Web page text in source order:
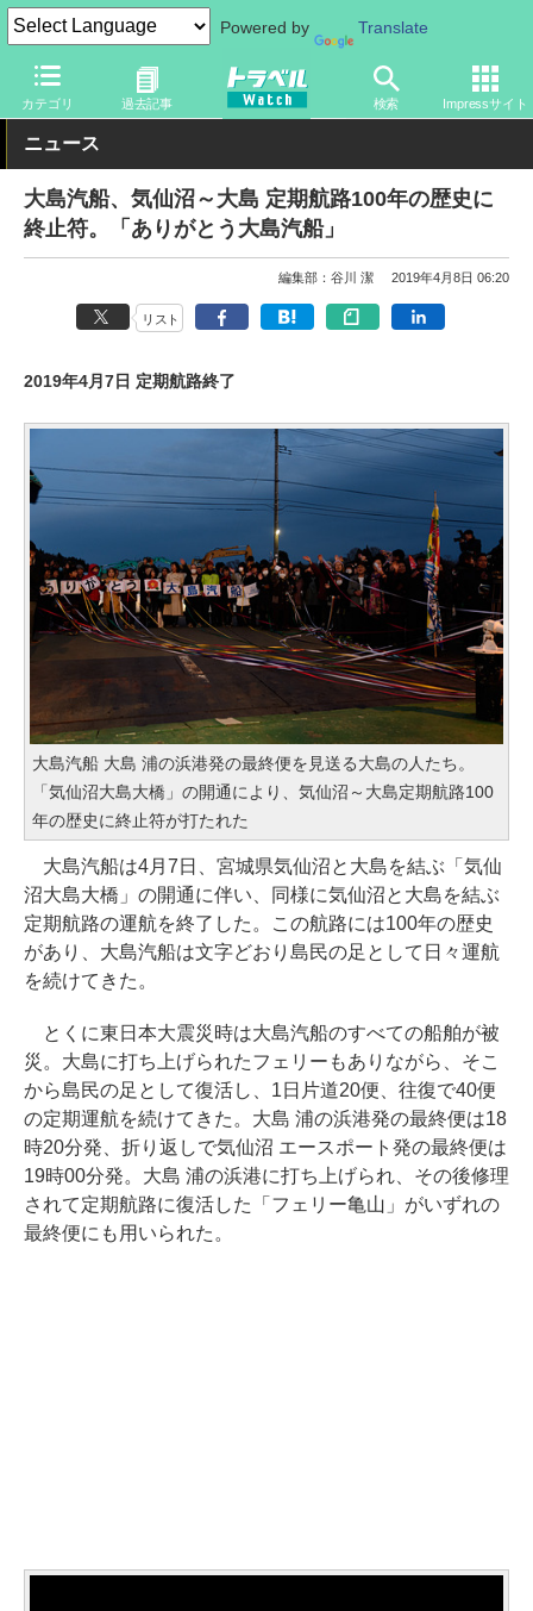
Powered by Translate
カテゴリ 過去記事 検索 Impressサイト
トラベル Watch 地域 国内旅行 東北
ニュース
大島汽船、気仙沼～大島 定期航路100年の歴史に
終止符。「ありがとう大島汽船」
編集部：谷川 潔 2019年4月8日 06:20
リスト
2019年4月7日 定期航路終了
大島汽船 大島 浦の浜港発の最終便を見送る大島の人たち。
「気仙沼大島大橋」の開通により、気仙沼～大島定期航路100
年の歴史に終止符が打たれた
大島汽船は4月7日、宮城県気仙沼と大島を結ぶ「気仙
沼大島大橋」の開通に伴い、同様に気仙沼と大島を結ぶ
定期航路の運航を終了した。この航路には100年の歴史
があり、大島汽船は文字どおり島民の足として日々運航
を続けてきた。
とくに東日本大震災時は大島汽船のすべての船舶が被
災。大島に打ち上げられたフェリーもありながら、そこ
から島民の足として復活し、1日片道20便、往復で40便
の定期運航を続けてきた。大島 浦の浜港発の最終便は18
時20分発、折り返しで気仙沼 エースポート発の最終便は
19時00分発。大島 浦の浜港に打ち上げられ、その後修理
されて定期航路に復活した「フェリー亀山」がいずれの
最終便にも用いられた。